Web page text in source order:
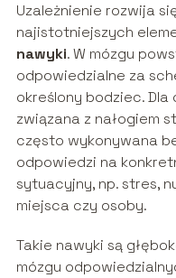
Uzależnienie rozwija
najistotniejszych
nawyki. W mózgu
odpowiedzialne za
określony bodziec.
związana z nałogiem
często wykonywana
odpowiedzi na
sytuacyjny, np. stres,
miejsca czy osoby.
Takie nawyki są
mózgu